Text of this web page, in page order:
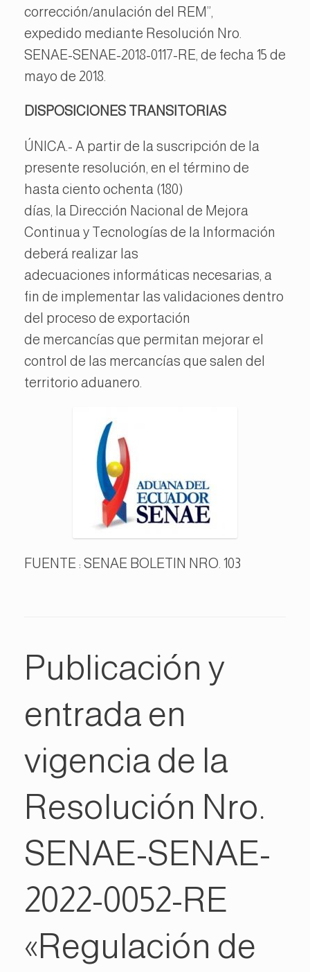
corrección/anulación del REM”,
expedido mediante Resolución Nro.
SENAE-SENAE-2018-0117-RE, de fecha 15 de
mayo de 2018.
DISPOSICIONES TRANSITORIAS
ÚNICA.- A partir de la suscripción de la
presente resolución, en el término de
hasta ciento ochenta (180)
días, la Dirección Nacional de Mejora
Continua y Tecnologías de la Información
deberá realizar las
adecuaciones informáticas necesarias, a
fin de implementar las validaciones dentro
del proceso de exportación
de mercancías que permitan mejorar el
control de las mercancías que salen del
territorio aduanero.
FUENTE : SENAE BOLETIN NRO. 103
Publicación y
entrada en
vigencia de la
Resolución Nro.
SENAE-SENAE-
2022-0052-RE
«Regulación de